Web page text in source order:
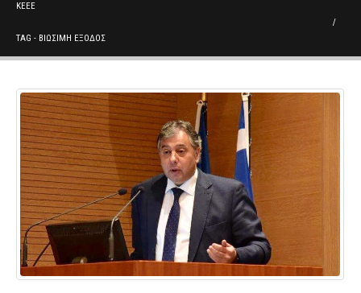
ΚΕΕΕ
TAG - ΒΙΏΣΙΜΗ ΈΞΟΔΟΣ